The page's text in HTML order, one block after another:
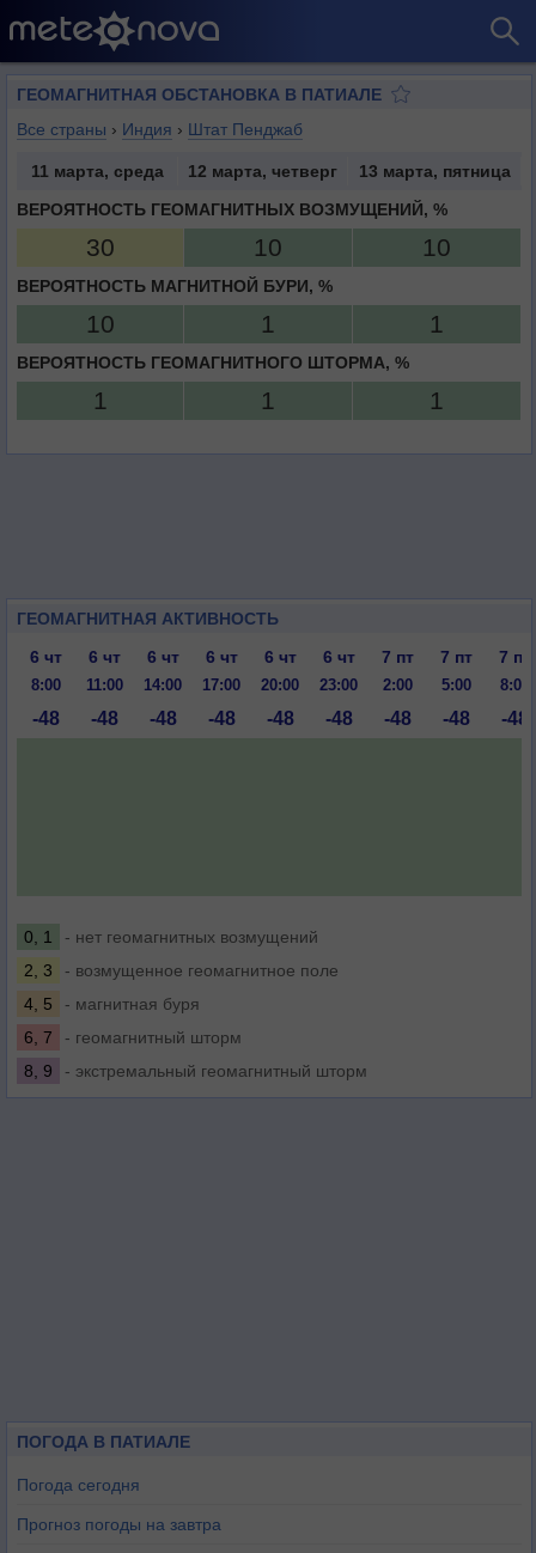
ГЕОМАГНИТНАЯ ОБСТАНОВКА В ПАТИАЛЕ
Все страны › Индия › Штат Пенджаб
11 марта, среда 12 марта, четверг
13 марта, пятница
ВЕРОЯТНОСТЬ ГЕОМАГНИТНЫХ ВОЗМУЩЕНИЙ, %
30 10 10
ВЕРОЯТНОСТЬ МАГНИТНОЙ БУРИ, %
10 1 1
ВЕРОЯТНОСТЬ ГЕОМАГНИТНОГО ШТОРМА, %
1 1 1
ГЕОМАГНИТНАЯ АКТИВНОСТЬ
6 чт
6 чт 6 чт 6 чт 6 чт 6 чт 7 пт 7 пт 7 пт
8:00 11:00 14:00 17:00 20:00 23:00 2:00 5:00 8:00
-48 -48 -48 -48 -48 -48 -48 -48 -48
0, 1
- нет геомагнитных возмущений
2, 3
- возмущенное геомагнитное поле
4, 5
- магнитная буря
6, 7
- геомагнитный шторм
8, 9
- экстремальный геомагнитный шторм
ПОГОДА В ПАТИАЛЕ
Погода сегодня
Прогноз погоды на завтра